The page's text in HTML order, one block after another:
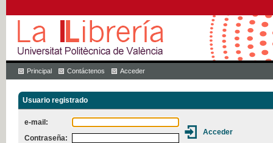
Principal Contáctenos Acceder
Usuario registrado
e-mail:
Contraseña: